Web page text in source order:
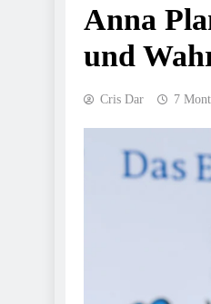
Anna
und
Cris Dar 7